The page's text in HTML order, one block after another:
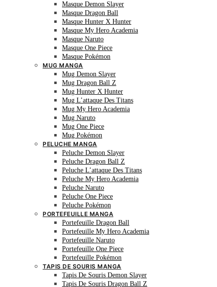
Masque Demon Slayer
Masque Dragon Ball
Masque Hunter X Hunter
Masque My Hero Academia
Masque Naruto
Masque One Piece
Masque Pokémon
MUG MANGA
Mug Demon Slayer
Mug Dragon Ball Z
Mug Hunter X Hunter
Mug L’attaque Des Titans
Mug My Hero Academia
Mug Naruto
Mug One Piece
Mug Pokémon
PELUCHE MANGA
Peluche Demon Slayer
Peluche Dragon Ball Z
Peluche L’attaque Des Titans
Peluche My Hero Academia
Peluche Naruto
Peluche One Piece
Peluche Pokémon
PORTEFEUILLE MANGA
Portefeuille Dragon Ball
Portefeuille My Hero Academia
Portefeuille Naruto
Portefeuille One Piece
Portefeuille Pokémon
TAPIS DE SOURIS MANGA
Tapis De Souris Demon Slayer
Tapis De Souris Dragon Ball Z